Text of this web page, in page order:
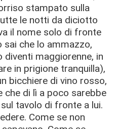
stampato sulla
le notti da diciotto
il nome solo di fronte
che lo ammazzo,
maggiorenne, in
in prigione tranquilla),
bicchiere di vino rosso,
che di lì a poco sarebbe
tavolo di fronte a lui.
Come se non